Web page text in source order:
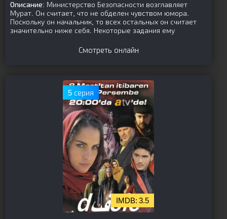
Описание: Министерство Безопасности возглавляет
Мурат. Он считает, что не обделен чувством юмора.
Поскольку он начальник, то всех остальных он считает
значительно ниже себя. Некоторые задания ему
Смотреть онлайн
5 серия
3.5